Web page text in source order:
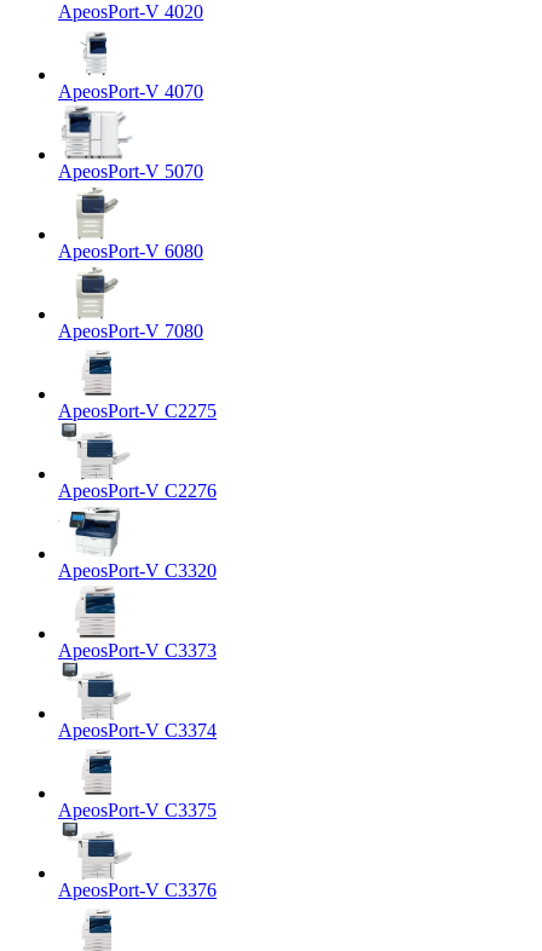
ApeosPort-V 4020
ApeosPort-V 4070
ApeosPort-V 5070
ApeosPort-V 6080
ApeosPort-V 7080
ApeosPort-V C2275
ApeosPort-V C2276
ApeosPort-V C3320
ApeosPort-V C3373
ApeosPort-V C3374
ApeosPort-V C3375
ApeosPort-V C3376